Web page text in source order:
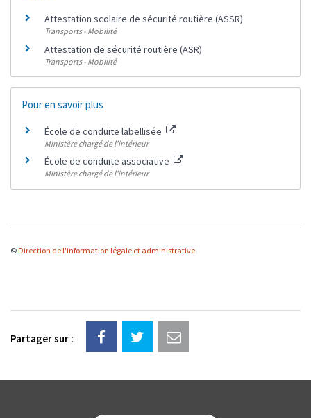
Attestation scolaire de sécurité routière (ASSR)
Transports - Mobilité
Attestation de sécurité routière (ASR)
Transports - Mobilité
Pour en savoir plus
École de conduite labellisée
Ministère chargé de l'intérieur
École de conduite associative
Ministère chargé de l'intérieur
© Direction de l'information légale et administrative
Partager sur :